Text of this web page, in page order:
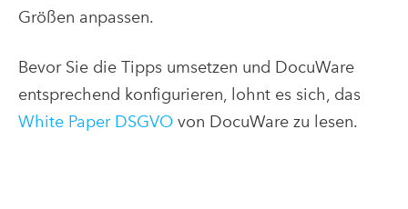
Größen anpassen.
Bevor Sie die Tipps umsetzen und DocuWare
entsprechend konfigurieren, lohnt es sich, das
White Paper DSGVO von DocuWare zu lesen.